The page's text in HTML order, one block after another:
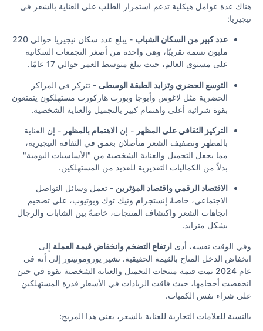
هناك عدة عوامل هيكلية تدعم استمرار الطلب على العناية بالشعر في
نيجيريا:
عدد كبير من السكان الشباب
- يبلغ عدد سكان نيجيريا حوالي 220
مليون نسمة تقريبًا، وهي واحدة من أصغر التجمعات السكانية
على مستوى العالم، حيث يبلغ متوسط العمر حوالي 17 عامًا.
التوسع الحضري وتزايد الطبقة الوسطى - تتركز في المراكز
الحضرية مثل لاغوس وأبوجا وبورت هاركورت مستهلكون يتمتعون
بقوة شرائية أعلى واهتمام كبير بالتجميل والعناية الشخصية.
التركيز الثقافي على المظهر - إن الاهتمام بالمظهر - إن العناية
بالمظهر وتصفيف الشعر متأصلان بعمق في الثقافة النيجيرية،
مما يجعل التجميل والعناية الشخصية من "الأساسيات اليومية"
بدلاً من الكماليات التقديرية للعديد من المستهلكين.
الاقتصاد الرقمي واقتصاد المؤثرين - تعمل وسائل التواصل
الاجتماعي، خاصةً إنستجرام وتيك توك ويوتيوب، على تضخيم
اتجاهات الشعر واكتشاف المنتجات، خاصةً بين الشابات والرجال
بشكل متزايد.
وفي الوقت نفسه، أدى ارتفاع التضخم وانخفاض قيمة العملة إلى
انخفاض الدخل المتاح بالقيمة الحقيقية. تشير يورومونيتور إلى أنه في
عام 2024 نمت قيمة منتجات التجميل والعناية الشخصية بقوة في حين
انخفضت أحجامها، حيث فاقت الزيادات في الأسعار قدرة المستهلكين
على شراء نفس الكميات.
بالنسبة للعلامات التجارية للعناية بالشعر، يعني هذا المزيج: